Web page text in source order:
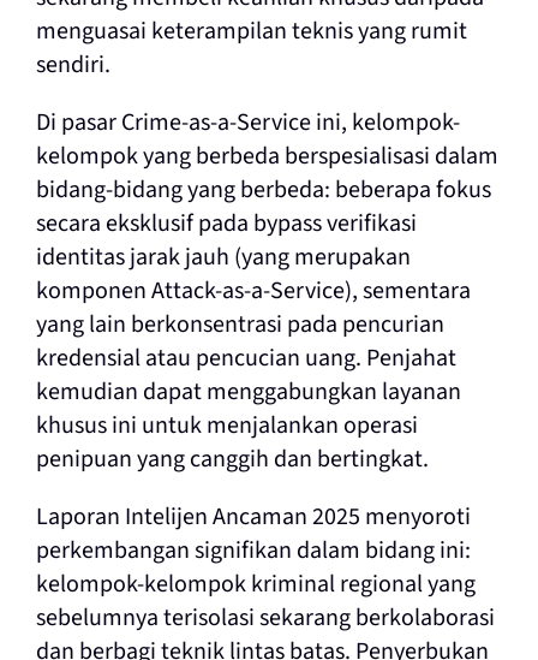
menguasai keterampilan teknis yang rumit
sendiri.
Di pasar Crime-as-a-Service ini, kelompok-
kelompok yang berbeda berspesialisasi dalam
bidang-bidang yang berbeda: beberapa fokus
secara eksklusif pada bypass verifikasi
identitas jarak jauh (yang merupakan
komponen Attack-as-a-Service), sementara
yang lain berkonsentrasi pada pencurian
kredensial atau pencucian uang. Penjahat
kemudian dapat menggabungkan layanan
khusus ini untuk menjalankan operasi
penipuan yang canggih dan bertingkat.
Laporan Intelijen Ancaman 2025 menyoroti
perkembangan signifikan dalam bidang ini:
kelompok-kelompok kriminal regional yang
sebelumnya terisolasi sekarang berkolaborasi
dan berbagi teknik lintas batas. Penyerbukan